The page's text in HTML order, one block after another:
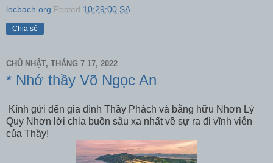
locbach.org Posted 10:29:00 SA
Chia sẻ
CHỦ NHẬT, THÁNG 7 17, 2022
* Nhớ thầy Võ Ngọc An
Kính gửi đến gia đình Thầy Phách và bằng hữu Nhơn Lý
Quy Nhơn lời chia buồn sâu xa nhất về sự ra đi vĩnh viễn
của Thầy!